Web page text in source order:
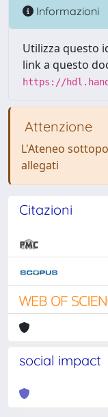
Informazioni
Utilizza questo
link a questo
https://
Attenzione
L'Ateneo
allegati
Citazioni
social impact